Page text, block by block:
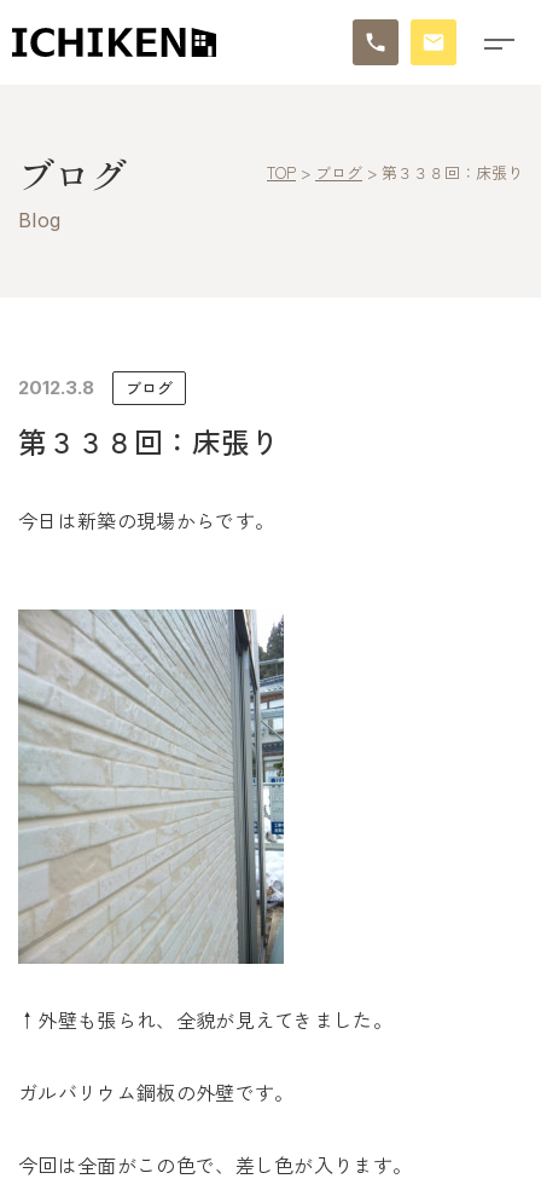
ブログ
イチケンの家づくり
モデルハウス
Tel. 0257-27-2157
ブログ
Blog
TOP > ブログ > 第３３８回：床張り
2012.3.8 ブログ
第３３８回：床張り
今日は新築の現場からです。
↑外壁も張られ、全貌が見えてきました。
ガルバリウム鋼板の外壁です。
今回は全面がこの色で、差し色が入ります。